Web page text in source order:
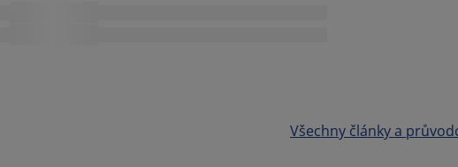
Všechny články a